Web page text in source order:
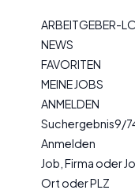
ARBEITGEBER-
NEWS
FAVORITEN
MEINE JOBS
ANMELDEN
Suchergebnis9/
Anmelden
Job, Firma oder
Ort oder PLZ